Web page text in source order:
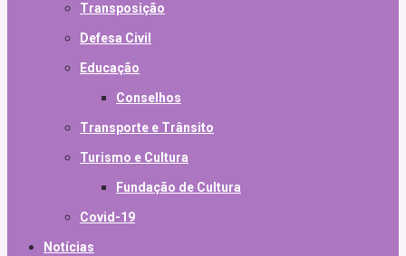
Transposição
Defesa Civil
Educação
Conselhos
Transporte e Trânsito
Turismo e Cultura
Fundação de Cultura
Covid-19
Notícias